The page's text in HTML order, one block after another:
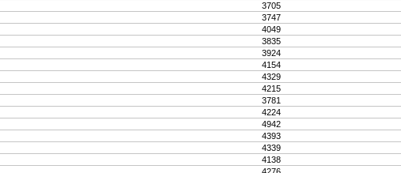
3705
3747
4049
3835
3924
4154
4329
4215
3781
4224
4942
4393
4339
4138